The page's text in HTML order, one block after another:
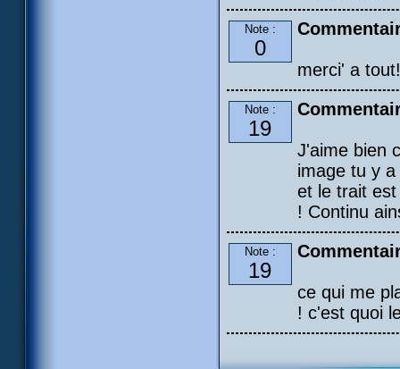
Note :
0
merci' a tout!
Note :
19
J'aime bien
image tu y
et le trait
! Continu
Note :
19
ce qui me
! c'est quoi